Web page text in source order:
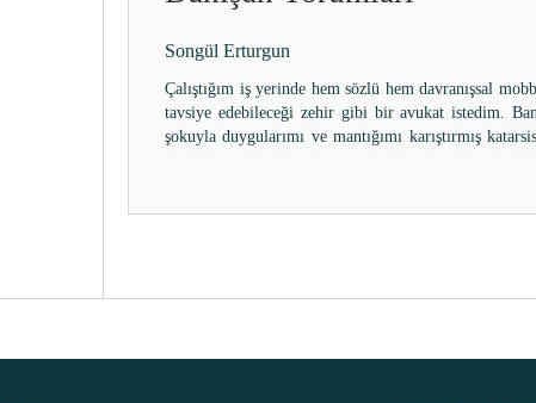
Onur idiguk
Öncelik ile İngiltere’den saygilarim ile…….
Benim sikintili sürecimde yanimda olan Aytaç
hakkini veren bir. İnşan daha önce avukatlara